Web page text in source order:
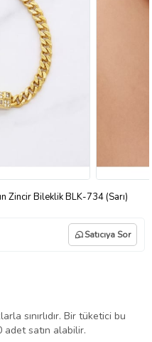
Zincir Bileklik BLK-734 (Sarı)
Satıcıya Sor
sınırlıdır. Bir tüketici bu
adet satın alabilir.